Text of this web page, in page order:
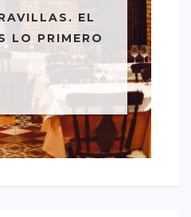
EL
LO PRIMERO